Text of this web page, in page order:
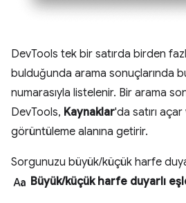
DevTools tek bir satırda birden
bulduğunda arama sonuçlarında
numarasıyla listelenir. Bir arama
DevTools, Kaynaklar'da satırı
görüntüleme alanına getirir.
Sorgunuzu büyük/küçük harfe
match_case Büyük/küçük harfe duyarlı